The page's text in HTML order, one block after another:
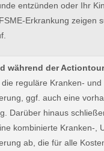
entzünden oder Ihr
Erkrankung zeigen
während der
reguläre Kranken- und
ggf. auch eine
Darüber hinaus
kombinierte Kranken-,
ab, die für alle